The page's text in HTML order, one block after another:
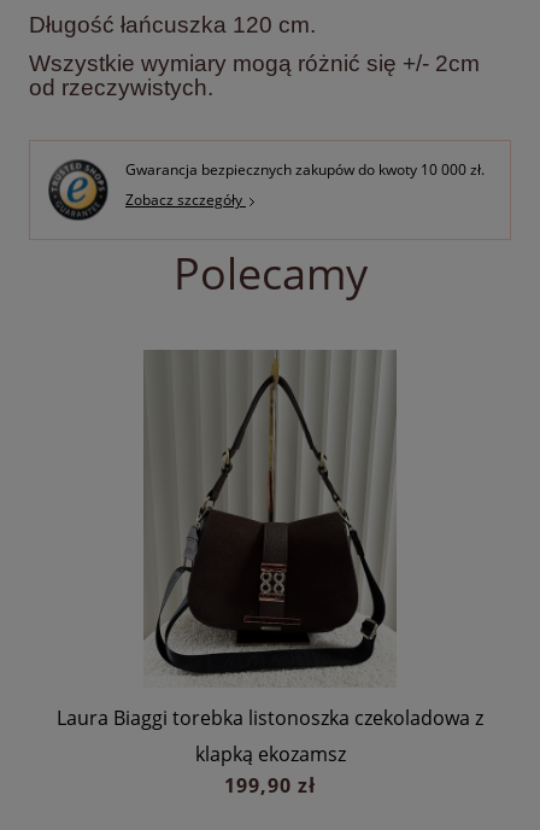
Długość łańcuszka 120 cm.
Wszystkie wymiary mogą różnić się +/- 2cm
od rzeczywistych.
Gwarancja bezpiecznych zakupów do kwoty 10 000 zł.
Zobacz szczegóły
Polecamy
Laura Biaggi torebka listonoszka czekoladowa z
klapką ekozamsz
199,90 zł